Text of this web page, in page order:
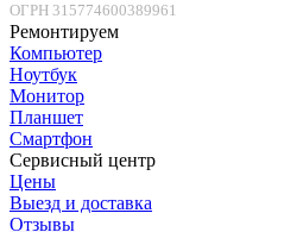
ОГРН 315774600389961
Ремонтируем
Компьютер
Ноутбук
Монитор
Планшет
Смартфон
Сервисный центр
Цены
Выезд и доставка
Отзывы